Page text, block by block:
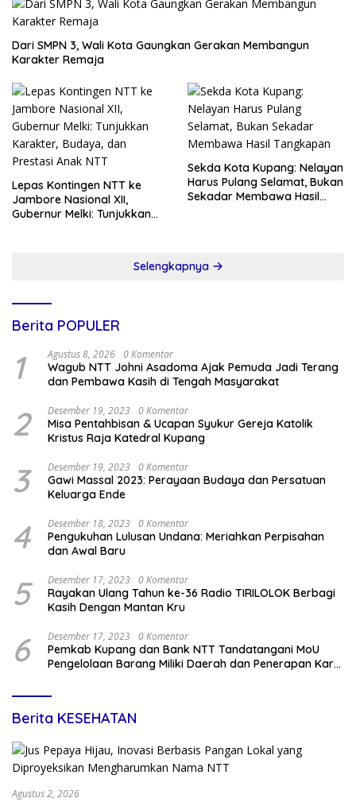
Dari SMPN 3, Wali Kota Gaungkan Gerakan Membangun
Karakter Remaja
Lepas Kontingen NTT ke
Jambore Nasional XII,
Gubernur Melki: Tunjukkan
Sekda Kota Kupang: Nelayan
Harus Pulang Selamat, Bukan
Sekadar Membawa Hasil
Selengkapnya
Berita POPULER
1 Agustus 8, 2026 0 Komentar
Wagub NTT Johni Asadoma Ajak Pemuda Jadi Terang
dan Pembawa Kasih di Tengah Masyarakat
2 Desember 19, 2023 0 Komentar
Misa Pentahbisan & Ucapan Syukur Gereja Katolik
Kristus Raja Katedral Kupang
3 Desember 19, 2023 0 Komentar
Gawi Massal 2023: Perayaan Budaya dan Persatuan
Keluarga Ende
4 Desember 18, 2023 0 Komentar
Pengukuhan Lulusan Undana: Meriahkan Perpisahan
dan Awal Baru
5 Desember 17, 2023 0 Komentar
Rayakan Ulang Tahun ke-36 Radio TIRILOLOK Berbagi
Kasih Dengan Mantan Kru
6 Desember 17, 2023 0 Komentar
Pemkab Kupang dan Bank NTT Tandatangani MoU
Pengelolaan Barang Miliki Daerah dan Penerapan Kartu
Berita KESEHATAN
Agustus 2, 2026